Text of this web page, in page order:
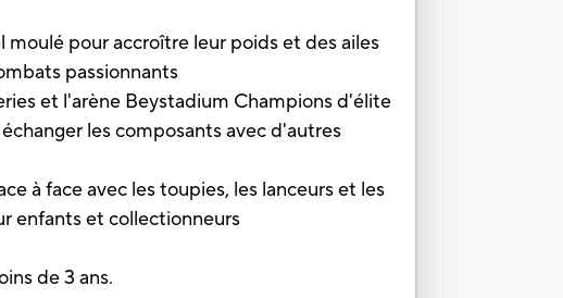
pour accroître leur poids et des ailes
passionnants
et l'arène Beystadium Champions d'élite
les composants avec d'autres
à face avec les toupies, les lanceurs et les
enfants et collectionneurs
de 3 ans.